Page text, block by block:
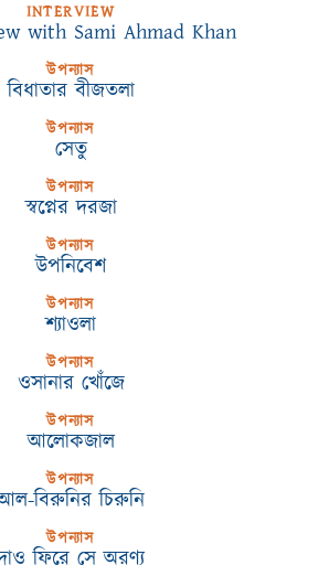
INTERVIEW
with Sami Ahmad Khan
উপন্যাস
বিধাতার বীজতলা
উপন্যাস
সেতু
উপন্যাস
স্বপ্নের দরজা
উপন্যাস
উপনিবেশ
উপন্যাস
শ্যাওলা
উপন্যাস
ওসানার খোঁজে
উপন্যাস
আলোকজাল
উপন্যাস
বিরুনির চিরুনি
উপন্যাস
ফিরে সে অরণ্য